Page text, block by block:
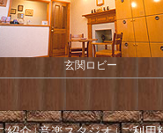
玄関ロビー